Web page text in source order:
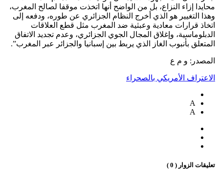
محايدا إزاء النزاع، بل من الواضح أنها اتخذت موقفا لصالح المغرب،
وهذا التغيير هو الذي أخرج النظام الجزائري عن طوره، ودفعه إلى
اتخاذ قرارات معادية وعبثية ضد المغرب مثل قطع العلاقات
الدبلوماسية، وإغلاق المجال الجوي الجزائري، وعدم تجديد الاتفاق
المتعلق بأنبوب الغاز الذي يربط بين إسبانيا والجزائر عبر المغرب”.
المصدر: و م ع
الاعتراف الأمريكي بالصحراء
A
A
تعليقات الزوار ( 0 )